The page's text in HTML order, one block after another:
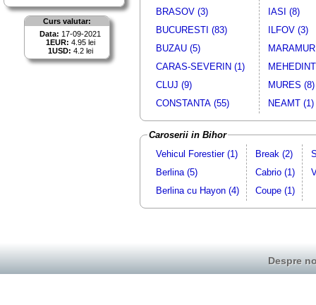
Curs valutar:
Data: 17-09-2021
1EUR: 4.95 lei
1USD: 4.2 lei
BRASOV (3)
BUCURESTI (83)
BUZAU (5)
CARAS-SEVERIN (1)
CLUJ (9)
CONSTANTA (55)
IASI (8)
ILFOV (3)
MURES (8)
NEAMT (1)
Caroserii in Bihor
Vehicul Forestier (1)
Berlina (5)
Berlina cu Hayon (4)
Break (2)
Cabrio (1)
Coupe (1)
Despre